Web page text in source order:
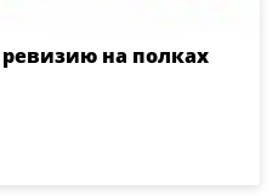
на полках